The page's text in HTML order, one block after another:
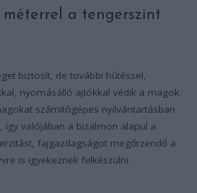
méterrel a tengerszint
biztosít, de további hűtéssel,
nyomásálló ajtókkal védik a magok
számítógépes nyilvántartásban
így valójában a bizalmon alapul a
fajgazdagságot megőrzendő a
is igyekeznek felkészülni.